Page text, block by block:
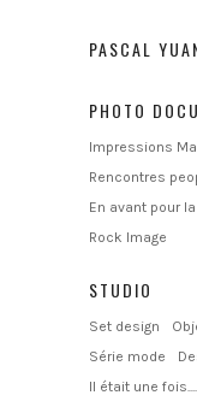
PASCAL
PHOTO
Impressions
Rencontres
En avant pour
Rock Image
STUDIO
Set design
Série mode
Il était une fois....